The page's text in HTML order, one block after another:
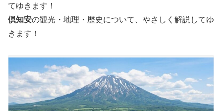
てゆきます！
倶知安の観光・地理・歴史について、やさしく解説してゆ
きます！